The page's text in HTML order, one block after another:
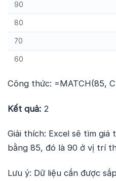
90
80
70
60
Công thức: =MATCH(85,
Kết quả: 2
Giải thích: Excel sẽ tìm
bằng 85, đó là 90 ở vị trí
Lưu ý: Dữ liệu cần được